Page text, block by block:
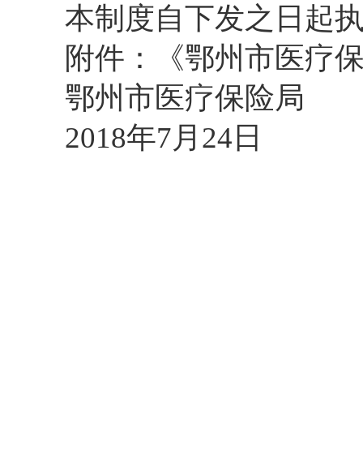
本制度自下发之日起
附件：《鄂州市医疗
鄂州市医疗保险局
2018年7月24日